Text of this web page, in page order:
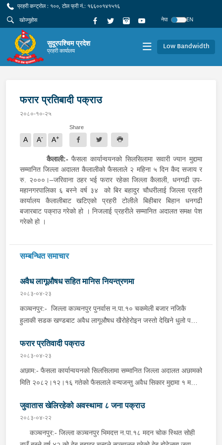
प्रहरी कन्ट्रोल : १००, टोल फ्री नं.: १६६००१४१५१६
नेपा
EN
सुदूरपश्चिम प्रदेश
प्रहरी कार्यालय Low Bandwidth
फरार प्रतिबादी पक्राउ
२०८०-१०-२५
A A- A+
Share
कैलाली:-फैसला कार्यान्वयनको सिलसिलामा सवारी ज्यान मुद्दामा
सम्मानित जिल्ला अदालत कैलालीको फैसलाले २ महिना ५ दिन कैद सजाय र
रु. २०००।–जरिवाना ठहर भई फरार रहेका जिल्ला कैलाली, धनगढी उप-
महानगरपालिका ६ बस्ने वर्ष ३४ को बिर बहादुर चौधरीलाई जिल्ला प्रहरी
कार्यालय कैलालीबाट खटिएको प्रहरी टोलीले बिहीबार बिहान धनगढी
बजारबाट पक्राउ गरेको हो । निजलाई प्रहरीले सम्मानित अदालत समक्ष पेश
गरेको हो ।
सम्बन्धित समाचार
अवैध लागूऔषध सहित मानिस नियन्त्रणमा
२०८३-०४-२३
कञ्चनपुर:- जिल्ला कञ्चनपुर पुनर्वास न.पा.१० चकमेली बजार नजिकै
हुलाकी सडक खण्डबाट अवैध लागूऔषध खैरोहेरोइन जस्तो देखिने धुलो पदार्थ
र Nitrazepam-24 Tablets सहित जिल्ला कैलाली, धनगढी
उ.म.न.पा.वडा नं ४ चौराह बस्ने वर्ष ३० को मनिष भट्ट, ऐ.ऐ.वडा नं ३ बडरा
बस्ने वर्ष ३० को हरि भन्ने हरिष खड्का र ऐ.ऐ. बस्ने वर्ष ३० को बिरेन्द्र
चौधरीलाई इलाका प्रहरी कार्यालय त्रिभुवनबस्ती, कञ्चनपुरबाट खटिएको
पक्राउ गरेको छ । यसैगरी, जिल्ला कञ्चनपुर पुनर्वास न.पा.१० चकमेली
बजार नजिकै हुलाकी सडक खण्डबाट अवैध लागूऔषध खैरोहेरोइन जस्तो
देखिने धुलो पदार्थ ३६० मिलिग्राम सहित जिल्ला कैलाली, धनगढी
उ.म.न.पा.वडा नं २ चौराह बस्ने वर्ष २७ को नरेन्द्र बहादुर विष्टलाई इलाका
फरार प्रतिवादी पक्राउ
२०८३-०४-२३
अछाम:- फैसला कार्यान्वयनको सिलसिलामा सम्मानित जिल्ला अदालत अछामको
मिति २०८२।१२।१६ गतेको फैसलाले वन्यजन्तु अवैध सिकार मुद्दामा १ महिना
बान्निगढी जयगढ गा.पा. वडा नं ६ दर्ना बस्ने भिम बहादुर साउँदलाई प्रहरी
चौकी जयगढ,अछामबाट खटिएको प्रहरी टोलीले शुक्रबार दिउँसो निजको घर
ठेगानाबाट पक्राउ गरेको छ ।
जुवातास खेलिरहेको अवस्थामा ८ जना पक्राउ
२०८३-०४-२२
कञ्चनपुर:- जिल्ला कञ्चनपुर भिमदत्त न.पा.१८ मदन चोक स्थित सोही